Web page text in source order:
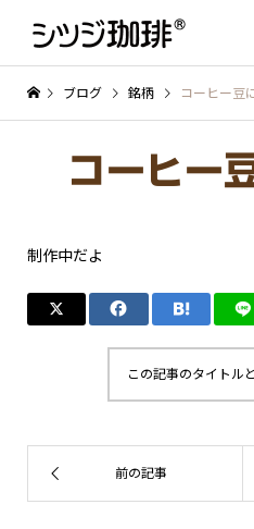
ブログ 銘柄 コーヒー豆
コーヒー
制作中だよ
この記事のタイトル